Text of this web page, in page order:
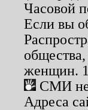
Часовой
Если вы
женщин.
СМИ не
Адреса